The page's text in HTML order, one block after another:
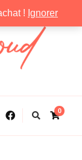
! Ignorer
0